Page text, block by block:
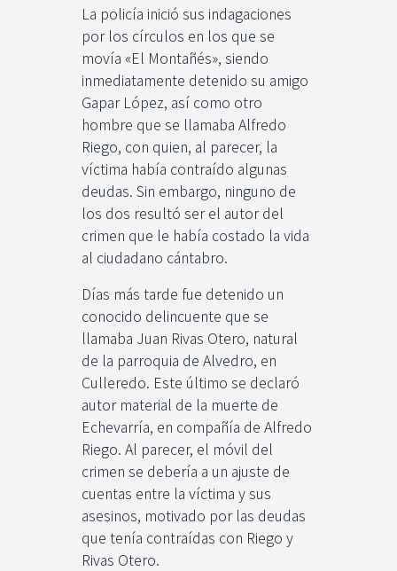
La policía inició sus indagaciones
por los círculos en los que se
movía «El Montañés», siendo
inmediatamente detenido su amigo
Gapar López, así como otro
hombre que se llamaba Alfredo
Riego, con quien, al parecer, la
víctima había contraído algunas
deudas. Sin embargo, ninguno de
los dos resultó ser el autor del
crimen que le había costado la vida
al ciudadano cántabro.
Días más tarde fue detenido un
conocido delincuente que se
llamaba Juan Rivas Otero, natural
de la parroquia de Alvedro, en
Culleredo. Este último se declaró
autor material de la muerte de
Echevarría, en compañía de Alfredo
Riego. Al parecer, el móvil del
crimen se debería a un ajuste de
cuentas entre la víctima y sus
asesinos, motivado por las deudas
que tenía contraídas con Riego y
Rivas Otero.